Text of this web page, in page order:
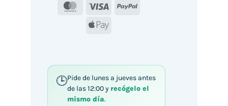
MasterCard
Visa
PayPal
Apple
Pide de lunes a jueves antes
de las 12:00 y recógelo el
mismo día.